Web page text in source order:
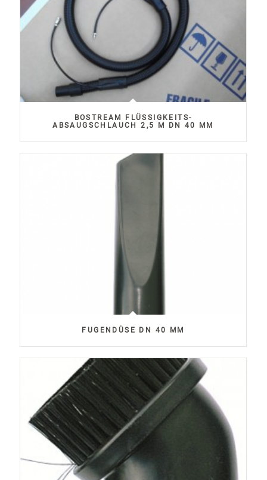
BOSTREAM FLÜSSIGKEITS-
ABSAUGSCHLAUCH 2,5 M DN 40 MM
FUGENDÜSE DN 40 MM